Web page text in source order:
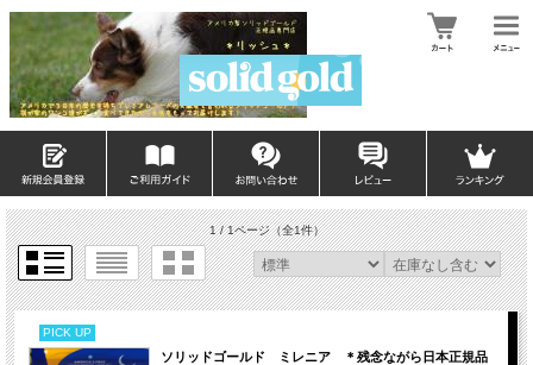
1 / 1ページ（全1件）
PICK UP
ソリッドゴールド ミレニア ＊残念ながら日本正規品